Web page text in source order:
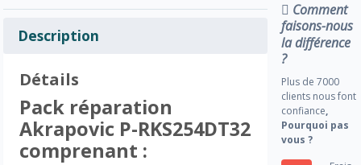
Description
Détails
Pack réparation
Akrapovic P-RKS254DT32
comprenant :
Comment
faisons-nous
la différence
?
Plus de 7000
clients nous font
confiance,
Pourquoi pas
vous ?